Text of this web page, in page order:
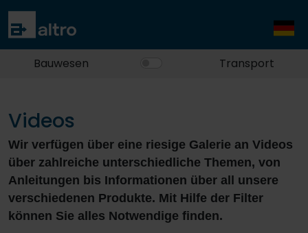
Bauwesen Transport
Videos
Wir verfügen über eine riesige Galerie an Videos
über zahlreiche unterschiedliche Themen, von
Anleitungen bis Informationen über all unsere
verschiedenen Produkte. Mit Hilfe der Filter
können Sie alles Notwendige finden.